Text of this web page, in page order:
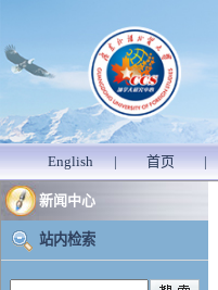
English | 首页 |
新闻中心
站内检索